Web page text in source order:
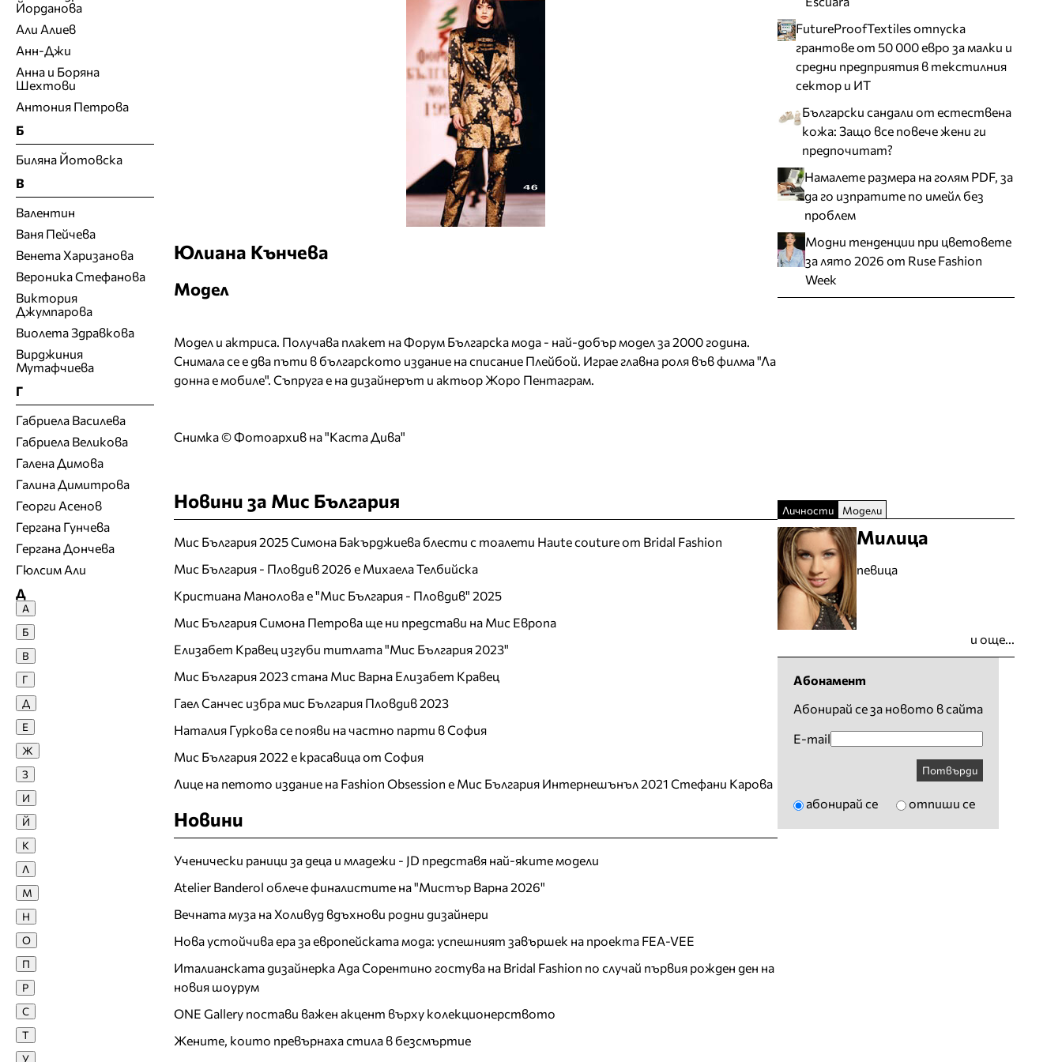
Юлиана Кънчева
Модел
Модел и актриса. Получава плакет на Форум Българска мода - най-добър модел за 2000 година.
Снимала се е два пъти в българското издание на списание Плейбой. Играе главна роля във филма "Ла
донна е мобиле". Съпруга е на дизайнерът и актьор Жоро Пентаграм.
Снимка © Фотоархив на "Каста Дива"
Новини за Мис България
Мис България 2025 Симона Бакърджиева блести с тоалети Haute couture от Bridal Fashion
Мис България - Пловдив 2026 е Михаела Телбийска
Кристиана Манолова е "Мис България - Пловдив" 2025
Мис България Симона Петрова ще ни представи на Мис Европа
Елизабет Кравец изгуби титлата "Мис България 2023"
Мис България 2023 стана Мис Варна Елизабет Кравец
Гаел Санчес избра мис България Пловдив 2023
Наталия Гуркова се появи на частно парти в София
Мис България 2022 е красавица от София
Лице на петото издание на Fashion Obsession е Мис България Интернешънъл 2021 Стефани Карова
Новини
Ученически раници за деца и младежи - JD представя най-яките модели
Atelier Banderol облече финалистите на "Мистър Варна 2026"
Вечната муза на Холивуд вдъхнови родни дизайнери
Нова устойчива ера за европейската мода: успешният завършек на проекта FEA-VEE
Италианската дизайнерка Ада Сорентино гостува на Bridal Fashion по случай първия рожден ден на
новия шоурум
ONE Gallery постави важен акцент върху колекционерството
Жените, които превърнаха стила в безсмъртие
Йорданова
Али Алиев
Анн-Джи
Анна и Боряна
Шехтови
Антония Петрова
Б
Биляна Йотовска
В
Валентин
Ваня Пейчева
Венета Харизанова
Вероника Стефанова
Виктория
Джумпарова
Виолета Здравкова
Вирджиния
Мутафчиева
Г
Габриела Василева
Габриела Великова
Галена Димова
Галина Димитрова
Георги Асенов
Гергана Гунчева
Гергана Дончева
Гюлсим Али
Д
Денислава Сашова
Десислава Денчева
Десислава Николова
Десислава Панчева
Джия Лазарова
Диан Христов
Диана Иванчева
Диана Якубовска
Диди Стоянова
Диляна Попова
Доротея Янева
Е
Екатерина Дунева
Елена Ангелова
Елена Караколева
Елена Кучкова
Елена Тихомирова
Елеонора Манчева
Елина Георгиева
Елица Любенова
А
Б
В
Г
Д
Е
Ж
З
И
Й
К
Л
М
Н
О
П
Р
С
Т
У
FutureProofTextiles отпуска
грантове от 50 000 евро за малки и
средни предприятия в текстилния
сектор и ИТ
Български сандали от естествена
кожа: Защо все повече жени ги
предпочитат?
Намалете размера на голям PDF, за
да го изпратите по имейл без
проблем
Модни тенденции при цветовете
за лято 2026 от Ruse Fashion
Week
Личности Модели
Милица
певица
и още...
Абонамент
Абонирай се за новото в сайта
E-mail
Потвърди
абонирай се отпиши се